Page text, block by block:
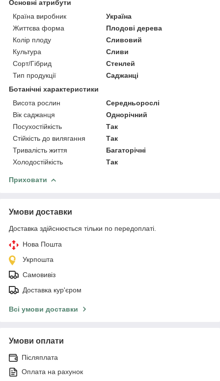
Основні атрибути
Країна виробник
Україна
Життєва форма
Плодові дерева
Колір плоду
Сливовий
Культура
Сливи
Сорт/Гібрид
Стенлей
Тип продукції
Саджанці
Ботанічні характеристики
Висота рослин
Середньорослі
Вік саджанця
Однорічний
Посухостійкість
Так
Стійкість до вилягання
Так
Тривалість життя
Багаторічні
Холодостійкість
Так
Приховати
Умови доставки
Доставка здійснюється тільки по передоплаті.
Нова Пошта
Укрпошта
Самовивіз
Доставка кур'єром
Всі умови доставки
Умови оплати
Післяплата
Оплата на рахунок